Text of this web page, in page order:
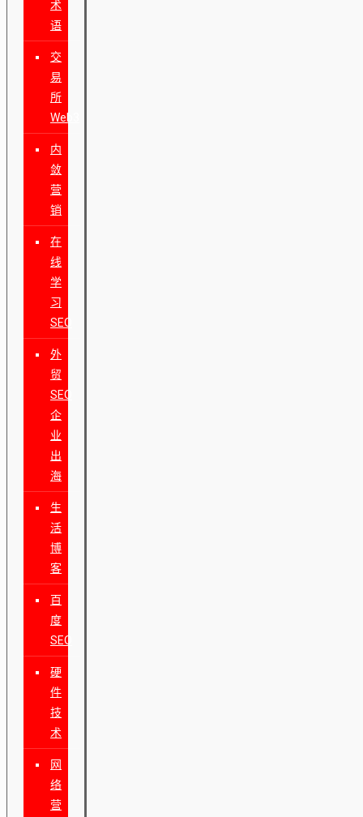
术
语
交
易
所
Web3
内
敛
营
销
在
线
学
习
SEO
外
贸
SEO
企
业
出
海
生
活
博
客
百
度
SEO
硬
件
技
术
网
络
营